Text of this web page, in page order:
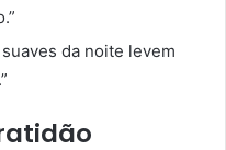
da noite levem